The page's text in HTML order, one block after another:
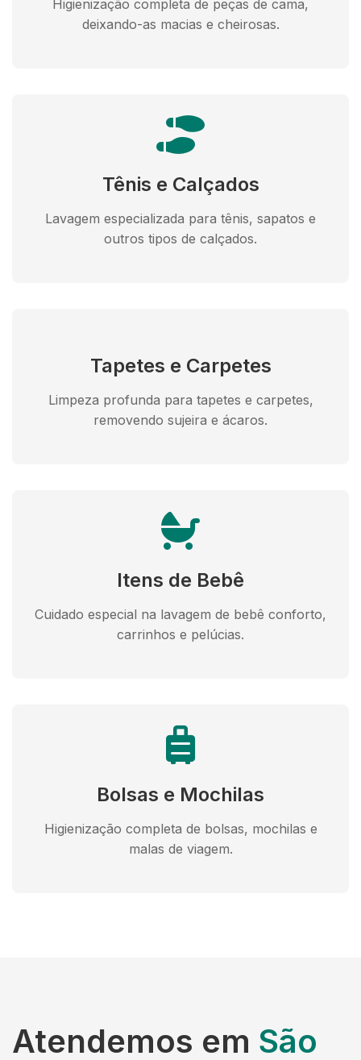
Higienização completa de peças de cama,
deixando-as macias e cheirosas.
Tênis e Calçados
Lavagem especializada para tênis, sapatos e
outros tipos de calçados.
Tapetes e Carpetes
Limpeza profunda para tapetes e carpetes,
removendo sujeira e ácaros.
Itens de Bebê
Cuidado especial na lavagem de bebê conforto,
carrinhos e pelúcias.
Bolsas e Mochilas
Higienização completa de bolsas, mochilas e
malas de viagem.
Atendemos em São